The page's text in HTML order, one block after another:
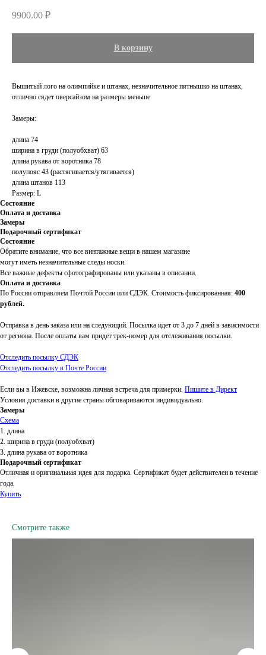
9900.00 ₽
В корзину
Вышитый лого на олимпийке и штанах, незначительное пятнышко на штанах,
отлично сядет оверсайзом на размеры меньше
Замеры:
длина 74
ширина в груди (полуобхват) 63
длина рукава от воротника 78
полупояс 43 (растягивается/утягивается)
длина штанов 113
Размер: L
Состояние
Оплата и доставка
Замеры
Подарочный сертификат
Состояние
Обратите внимание, что все винтажные вещи в нашем магазине
могут иметь незначительные следы носки.
Все важные дефекты сфотографированы или указаны в описании.
Оплата и доставка
По России отправляем Почтой России или СДЭК. Стоимость фиксированная: 400
рублей.
Отправка в день заказа или на следующий. Посылка идет от 3 до 7 дней в зависимости
от региона. После оплаты вам придет трек-номер для отслеживания посылки.
Отследить посылку СДЭК
Отследить посылку в Почте России
Если вы в Ижевске, возможна личная встреча для примерки. Пишите в Директ
Условия доставки в другие страны обговариваются индивидуально.
Замеры
Схема
1. длина
2. ширина в груди (полуобхват)
3. длина рукава от воротника
Подарочный сертификат
Отличная и оригинальная идея для подарка. Сертификат будет действителен в течение
года.
Купить
Смотрите также